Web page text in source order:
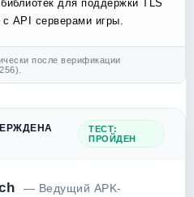
для поддержки TLS
API серверами игры.
после верификации
ТЕСТ:
ПРОЙДЕН
— Ведущий APK-